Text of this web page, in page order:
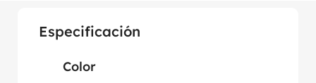
Especificación
Color